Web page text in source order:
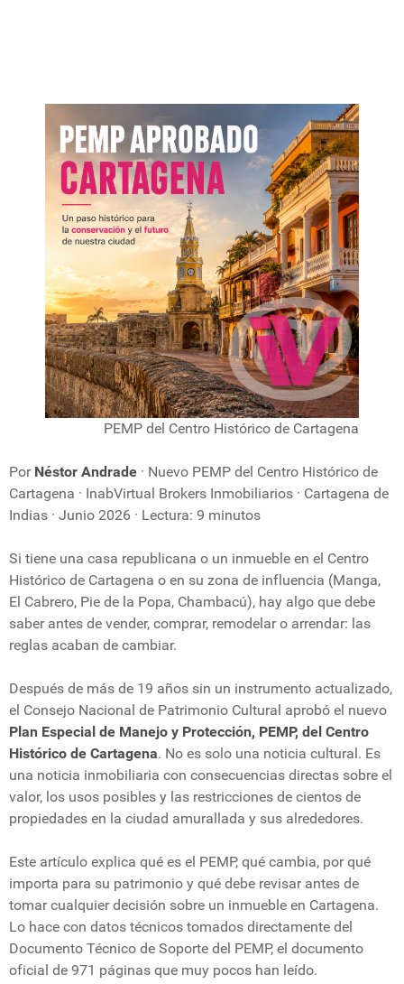
PEMP del Centro Histórico de Cartagena
Por Néstor Andrade · Nuevo PEMP del Centro Histórico de
Cartagena · InabVirtual Brokers Inmobiliarios · Cartagena de
Indias · Junio 2026 · Lectura: 9 minutos
Si tiene una casa republicana o un inmueble en el Centro
Histórico de Cartagena o en su zona de influencia (Manga,
El Cabrero, Pie de la Popa, Chambacú), hay algo que debe
saber antes de vender, comprar, remodelar o arrendar: las
reglas acaban de cambiar.
Después de más de 19 años sin un instrumento actualizado,
el Consejo Nacional de Patrimonio Cultural aprobó el nuevo
Plan Especial de Manejo y Protección, PEMP, del Centro
Histórico de Cartagena. No es solo una noticia cultural. Es
una noticia inmobiliaria con consecuencias directas sobre el
valor, los usos posibles y las restricciones de cientos de
propiedades en la ciudad amurallada y sus alrededores.
Este artículo explica qué es el PEMP, qué cambia, por qué
importa para su patrimonio y qué debe revisar antes de
tomar cualquier decisión sobre un inmueble en Cartagena.
Lo hace con datos técnicos tomados directamente del
Documento Técnico de Soporte del PEMP, el documento
oficial de 971 páginas que muy pocos han leído.